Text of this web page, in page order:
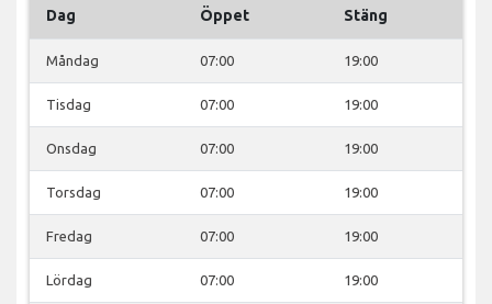
Dag Öppet Stäng
Måndag 07:00 19:00
Tisdag 07:00 19:00
Onsdag 07:00 19:00
Torsdag 07:00 19:00
Fredag 07:00 19:00
Lördag 07:00 19:00